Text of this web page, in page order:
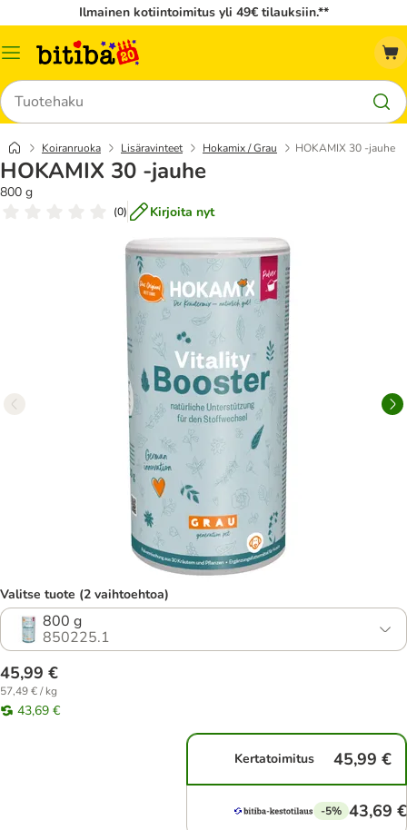
Ilmainen kotiintoimitus yli 49€ tilauksiin.**
Katalogivalikko
Hae
Koiranruoka Lisäravinteet Hokamix / Grau HOKAMIX 30 -jauhe
HOKAMIX 30 -jauhe
800 g
(0) Kirjoita nyt
Valitse tuote (2 vaihtoehtoa)
800 g
850225.1
45,99 €
57,49 € / kg
43,69 €
Kertatoimitus 45,99 €
-5% 43,69 €